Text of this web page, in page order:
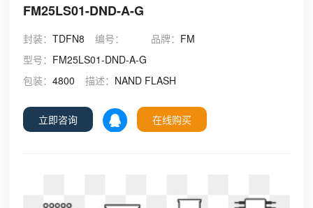
FM25LS01-DND-A-G
封装：TDFN8 编号： 品牌： FM
型号： FM25LS01-DND-A-G
包装：4800 描述： NAND FLASH
立即咨询 在线购买